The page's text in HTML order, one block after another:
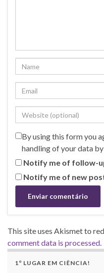
By using this form you
handling of your data
Notify me of follow-
Notify me of new
This site uses Akismet to
comment data is processed.
1º LUGAR EM CIÊNCIA!